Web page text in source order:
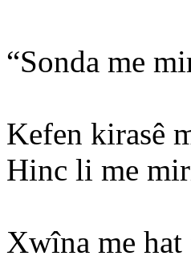
“Sonda me
Kefen kirasê
Hinc li me
Xwîna me